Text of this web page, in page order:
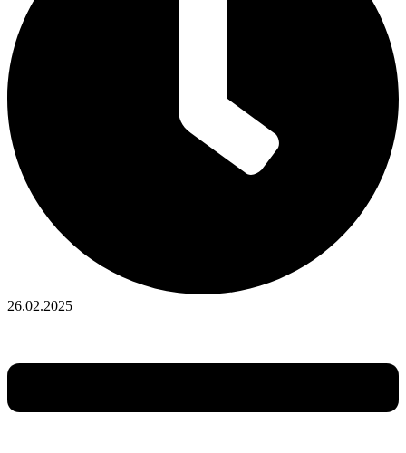
26.02.2025